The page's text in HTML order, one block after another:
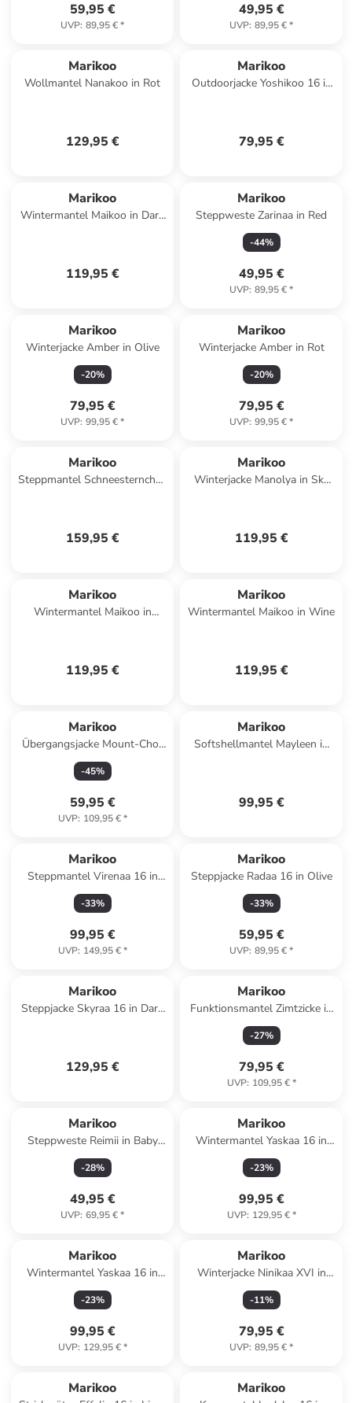
59,95 €
UVP: 89,95 €*
49,95 €
UVP: 89,95 €*
Marikoo
Wollmantel Nanakoo in Rot
129,95 €
Marikoo
Outdoorjacke Yoshikoo 16 in
79,95 €
Marikoo
Wintermantel Maikoo in Dark
119,95 €
Marikoo
Steppweste Zarinaa in Red
-44%
49,95 €
UVP: 89,95 €*
Marikoo
Winterjacke Amber in Olive
-20%
79,95 €
UVP: 99,95 €*
Marikoo
Winterjacke Amber in Rot
-20%
79,95 €
UVP: 99,95 €*
Marikoo
Steppmantel Schneesternchen
159,95 €
Marikoo
Winterjacke Manolya in Sky
119,95 €
Marikoo
Wintermantel Maikoo in
119,95 €
Marikoo
Wintermantel Maikoo in Wine
119,95 €
Marikoo
Übergangsjacke Mount-Cho-
Oyu in Fuchsia
-45%
59,95 €
UVP: 109,95 €*
Marikoo
Softshellmantel Mayleen in
99,95 €
Marikoo
Steppmantel Virenaa 16 in
Navy
-33%
99,95 €
UVP: 149,95 €*
Marikoo
Steppjacke Radaa 16 in Olive
-33%
59,95 €
UVP: 89,95 €*
Marikoo
Steppjacke Skyraa 16 in Dark
129,95 €
Marikoo
Funktionsmantel Zimtzicke in
Navy Lines
-27%
79,95 €
UVP: 109,95 €*
Marikoo
Steppweste Reimii in Baby
Blue
-28%
49,95 €
UVP: 69,95 €*
Marikoo
Wintermantel Yaskaa 16 in
Navy
-23%
99,95 €
UVP: 129,95 €*
Marikoo
Wintermantel Yaskaa 16 in
Powder Blue
-23%
99,95 €
UVP: 129,95 €*
Marikoo
Winterjacke Ninikaa XVI in
Stone Green
-11%
79,95 €
UVP: 89,95 €*
Marikoo Marikoo